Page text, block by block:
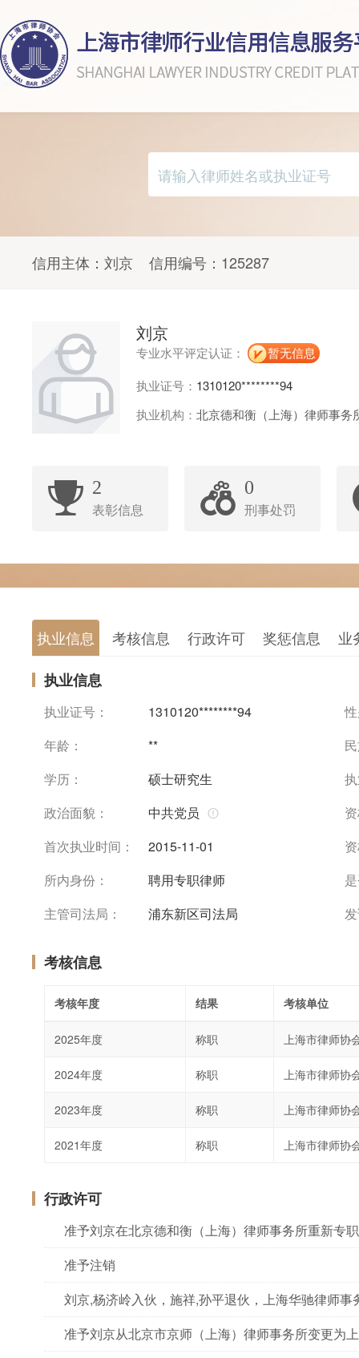
信用主体： 刘京 信用编号： 125287
刘京
专业水平评定认证：
暂无信息
执业证号： 1310120********94
执业机构： 北京德和衡（上海）律师事务
2
表彰信息
0
刑事处罚
执业信息 考核信息 行政许可 奖惩信息 业
执业信息
执业证号： 1310120********94
年龄：
**
学历：
硕士研究生
政治面貌：
中共党员
首次执业时间：
2015-11-01
所内身份：
聘用专职律师
主管司法局：
浦东新区司法局
考核信息
考核年度 结果 考核单位
2025年度 称职 上海市律师协
2024年度 称职 上海市律师协
2023年度 称职 上海市律师协
2021年度 称职 上海市律师协
行政许可
准予刘京在北京德和衡（上海）律师事务所重新专
准予注销
准予刘京从北京市京师（上海）律师事务所变更为